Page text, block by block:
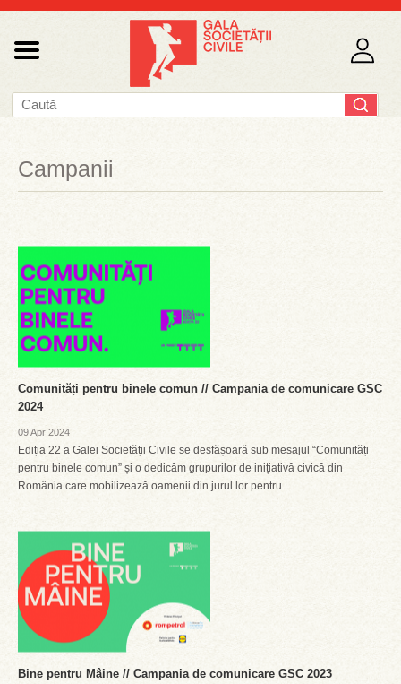
Campanii
Comunități pentru binele comun // Campania de comunicare GSC
2024
09 Apr 2024
Ediția 22 a Galei Societății Civile se desfășoară sub mesajul “Comunități
pentru binele comun” și o dedicăm grupurilor de inițiativă civică din
România care mobilizează oamenii din jurul lor pentru...
Bine pentru Mâine // Campania de comunicare GSC 2023